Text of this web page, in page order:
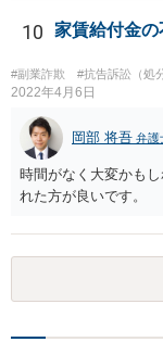
10 家賃給付金の
#副業詐欺 #抗告訴訟（処
2022年4月6日
岡部 将吾 弁護
時間がなく大変かも
れた方が良いです。